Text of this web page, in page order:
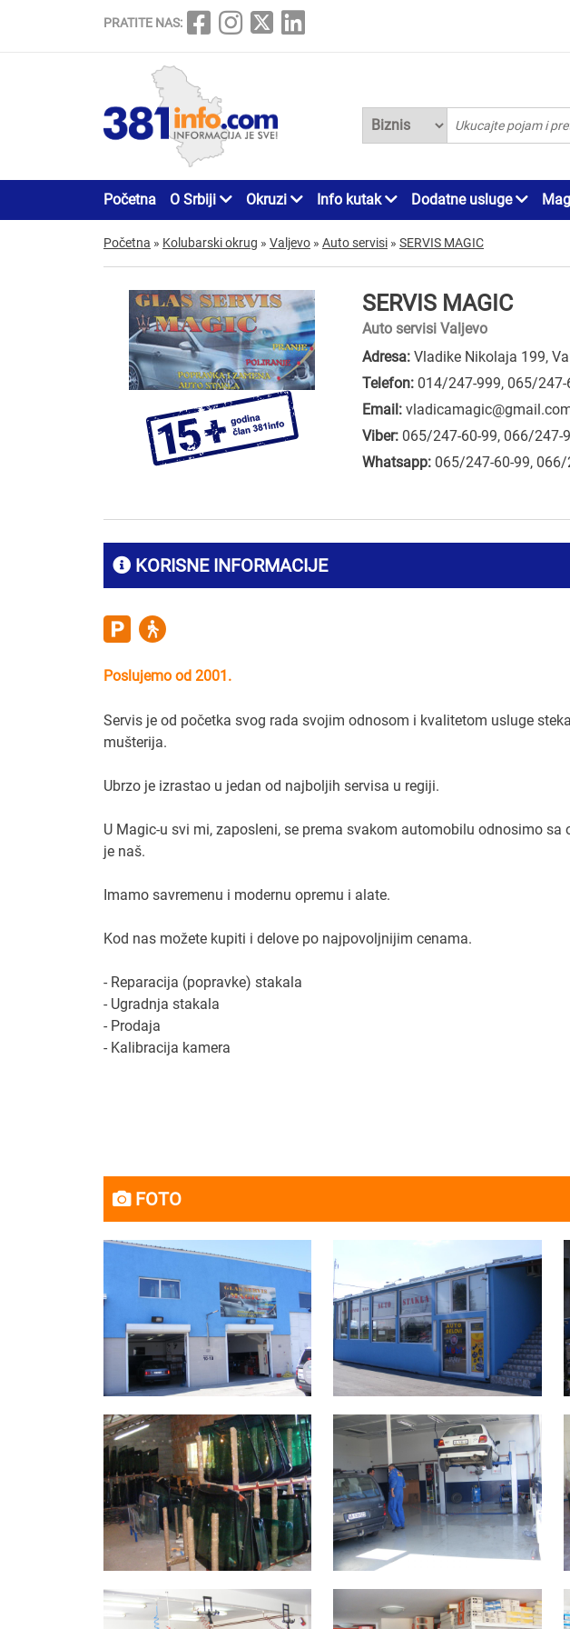
PRATITE NAS:
Početna O Srbiji Okruzi Info kutak Dodatne usluge
Početna » Kolubarski okrug » Valjevo » Auto servisi » SERVIS MAGIC
SERVIS MAGIC
Auto servisi Valjevo
Adresa: Vladike Nikolaja 199,
Telefon: 014/247-999, 065/247-
Email:
Viber: 065/247-60-99, 066/247-
Whatsapp: 065/247-60-99, 066/
KORISNE INFORMACIJE
Poslujemo od 2001.
Servis je od početka svog rada svojim odnosom i kvalitetom usluge
mušterija.
Ubrzo je izrastao u jedan od najboljih servisa u regiji.
U Magic-u svi mi, zaposleni, se prema svakom automobilu odnosimo
je naš.
Imamo savremenu i modernu opremu i alate.
Kod nas možete kupiti i delove po najpovoljnijim cenama.
- Reparacija (popravke) stakala
- Ugradnja stakala
- Prodaja
- Kalibracija kamera
FOTO